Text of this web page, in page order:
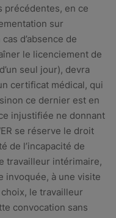
précédentes, en ce
sur
d’absence de
le licenciement de
seul jour), devra
certificat médical, qui
ce dernier est en
injustifiée ne donnant
se réserve le droit
de l’incapacité de
travailleur intérimaire,
invoquée, à une visite
le travailleur
convocation sans